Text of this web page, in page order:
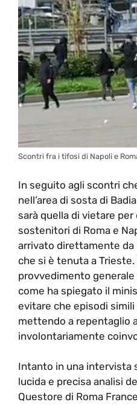
Scontri fra i tifosi di Napoli e
In seguito agli scontri
nell’area di sosta di
sarà quella di vietare per
sostenitori di Roma e
arrivato direttamente
che si è tenuta a
provvedimento
come ha spiegato il
evitare che episodi
mettendo a repentaglio
involontariamente
Intanto in una intervista
lucida e precisa analisi
Questore di Roma